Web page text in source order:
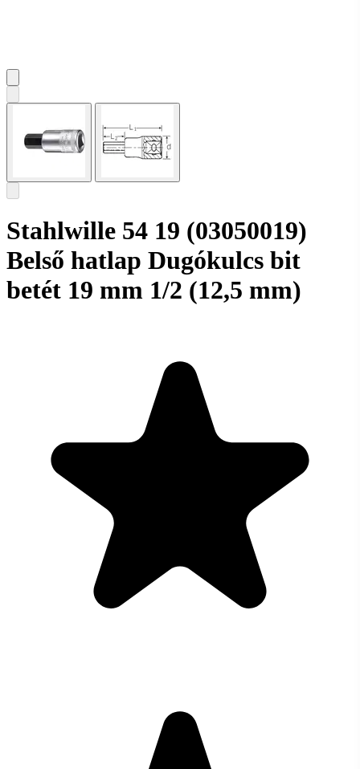
Stahlwille 54 19 (03050019)
Belső hatlap Dugókulcs bit
betét 19 mm 1/2 (12,5 mm)